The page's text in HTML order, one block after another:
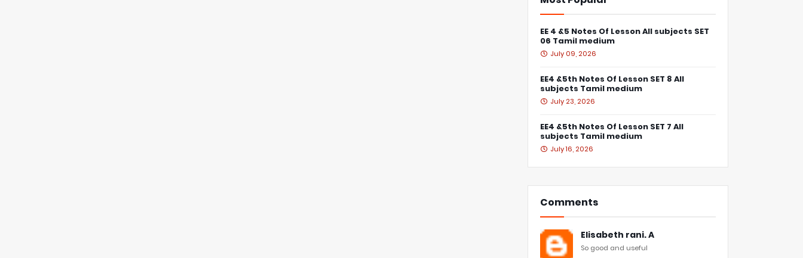
EE 4 &5 Notes Of Lesson All subjects SET
06 Tamil medium
July 09, 2026
EE4 &5th Notes Of Lesson SET 8 All
subjects Tamil medium
July 23, 2026
EE4 &5th Notes Of Lesson SET 7 All
subjects Tamil medium
July 16, 2026
Comments
Elisabeth rani. A
So good and useful